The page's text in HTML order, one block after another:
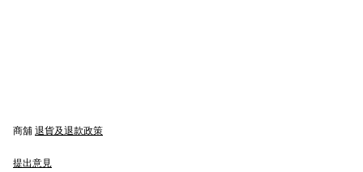
商舖 退貨及退款政策
提出意見